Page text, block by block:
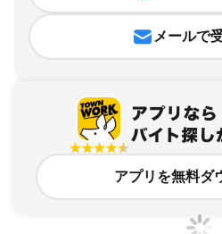
メールで
アプリを無料ダ